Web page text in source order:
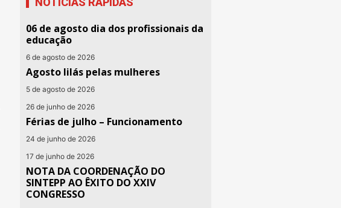
06 de agosto dia dos profissionais da
educação
6 de agosto de 2026
Agosto lilás pelas mulheres
5 de agosto de 2026
26 de junho de 2026
Férias de julho – Funcionamento
24 de junho de 2026
17 de junho de 2026
NOTA DA COORDENAÇÃO DO
SINTEPP AO ÊXITO DO XXIV
CONGRESSO